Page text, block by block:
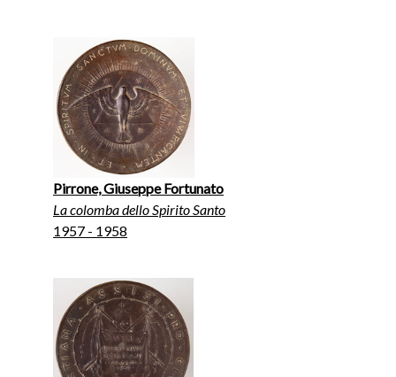
Pirrone, Giuseppe Fortunato
La colomba dello Spirito Santo
1957 - 1958